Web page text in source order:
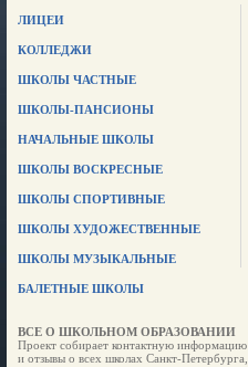
ЛИЦЕИ
КОЛЛЕДЖИ
ШКОЛЫ ЧАСТНЫЕ
ШКОЛЫ-ПАНСИОНЫ
НАЧАЛЬНЫЕ ШКОЛЫ
ШКОЛЫ ВОСКРЕСНЫЕ
ШКОЛЫ СПОРТИВНЫЕ
ШКОЛЫ ХУДОЖЕСТВЕННЫЕ
ШКОЛЫ МУЗЫКАЛЬНЫЕ
БАЛЕТНЫЕ ШКОЛЫ
ВСЕ О ШКОЛЬНОМ ОБРАЗОВАНИИ
Проект собирает контактную информацию
и отзывы о всех школах Санкт-Петербурга,